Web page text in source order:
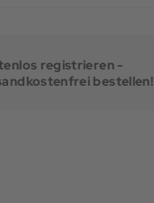
registrieren -
bestellen!